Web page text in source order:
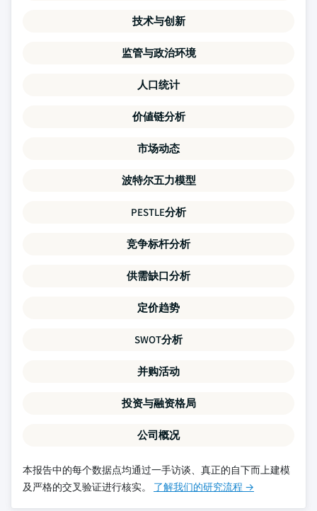
技术与创新
监管与政治环境
人口统计
价値链分析
市场动态
波特尔五力模型
PESTLE分析
竞争标杆分析
供需缺口分析
定价趋势
SWOT分析
并购活动
投资与融资格局
公司概况
本报告中的每个数据点均通过一手访谈、真正的自下而上建模
及严格的交叉验证进行核实。 了解我们的研究流程 →